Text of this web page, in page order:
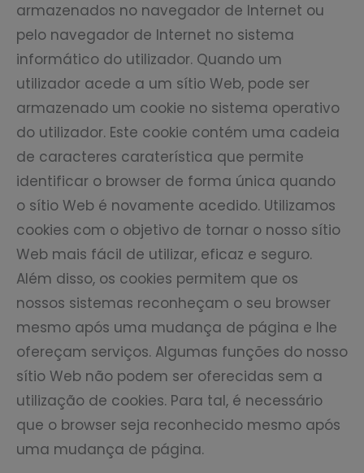
armazenados no navegador de Internet ou
pelo navegador de Internet no sistema
informático do utilizador. Quando um
utilizador acede a um sítio Web, pode ser
armazenado um cookie no sistema operativo
do utilizador. Este cookie contém uma cadeia
de caracteres caraterística que permite
identificar o browser de forma única quando
o sítio Web é novamente acedido. Utilizamos
cookies com o objetivo de tornar o nosso sítio
Web mais fácil de utilizar, eficaz e seguro.
Além disso, os cookies permitem que os
nossos sistemas reconheçam o seu browser
mesmo após uma mudança de página e lhe
ofereçam serviços. Algumas funções do nosso
sítio Web não podem ser oferecidas sem a
utilização de cookies. Para tal, é necessário
que o browser seja reconhecido mesmo após
uma mudança de página.